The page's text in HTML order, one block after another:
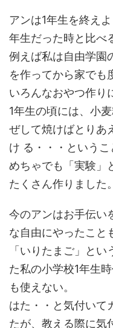
アンは1年生を終え
年生だった時と比べ
例えば私は自由学園
を作ってから家でも
いろんなおやつ作り
1年生の頃には、小
ぜして焼けばとりあ
け る・・・という
めちゃでも「実験」
たくさん作りました。
今のアンはお手伝い
な自由にやったこと
「いりたまご」と
た私の小学校1年生
も使えない。
はた・・と気付いて
たが、教える際に気